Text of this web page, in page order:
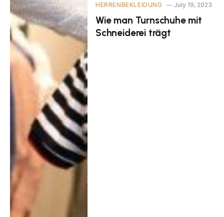
HERRENBEKLEIDUNG July 19, 2023
Wie man Turnschuhe mit
Schneiderei trägt